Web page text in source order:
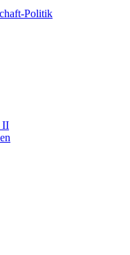
Politik
II